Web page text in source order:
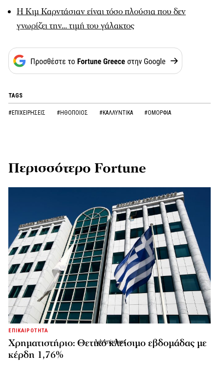
Η Κιμ Καρντάσιαν είναι τόσο πλούσια που δεν
γνωρίζει την… τιμή του γάλακτος
TAGS
#ΕΠΙΧΕΙΡΗΣΕΙΣ #ΗΘΟΠΟΙΟΣ #ΚΑΛΛΥΝΤΙΚΑ #ΟΜΟΡΦΙΑ
Περισσότερο Fortune
ΕΠΙΚΑΙΡΟΤΗΤΑ
Χρηματιστήριο: Θετικό κλείσιμο εβδομάδας με
κέρδη 1,76%